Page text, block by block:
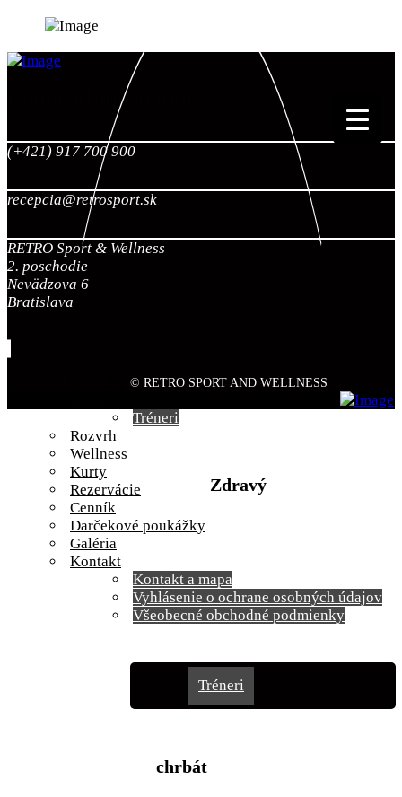
Contact Information
(+421) 917 700 900
recepcia@retrosport.sk
RETRO Sport & Wellness
2. poschodie
Nevädzova 6
Bratislava
Tréneri
Rozvrh
Wellness
Kurty
Rezervácie
Cenník
Darčekové poukážky
Galéria
Kontakt
Kontakt a mapa
Vyhlásenie o ochrane osobných údajov
Všeobecné obchodné podmienky
© RETRO SPORT AND WELLNESS
Tréneri
Zdravý
chrbát